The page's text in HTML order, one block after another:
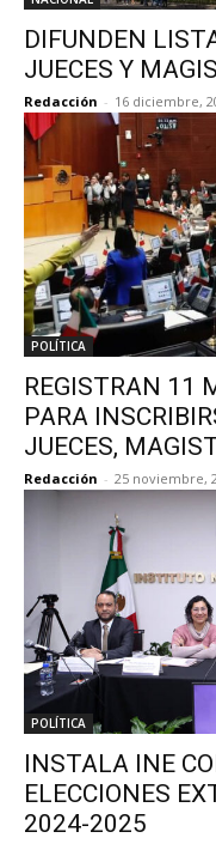
DIFUNDEN
JUECES Y
Redacción - 16 diciembre,
POLÍTICA
REGISTRAN 11
PARA
JUECES,
Redacción - 25 noviembre,
POLÍTICA
INSTALA INE
ELECCIONES
2024-2025